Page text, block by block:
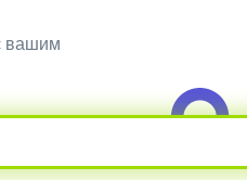
вашим